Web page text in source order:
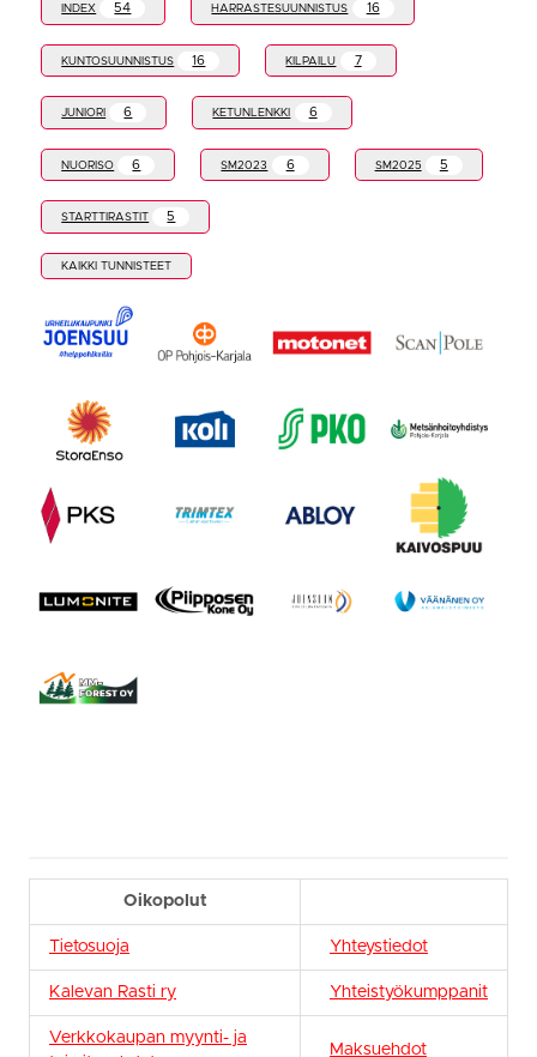
INDEX 54 HARRASTESUUNNISTUS 16
KUNTOSUUNNISTUS 16 KILPAILU 7
JUNIORI 6 KETUNLENKKI 6
NUORISO 6 SM2023 6 SM2025 5
STARTTIRASTIT 5
KAIKKI TUNNISTEET
Oikopolut
Tietosuoja Yhteystiedot
Kalevan Rasti ry Yhteistyökumppanit
Verkkokaupan myynti- ja
Maksuehdot